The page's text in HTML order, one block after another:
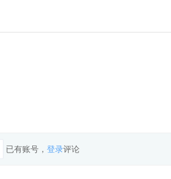
已有账号， 登录评论